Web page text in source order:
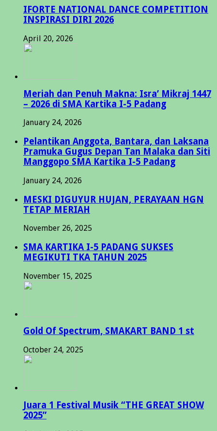
IFORTE NATIONAL DANCE COMPETITION
INSPIRASI DIRI 2026
April 20, 2026
Meriah dan Penuh Makna: Isra’ Mikraj 1447
– 2026 di SMA Kartika I-5 Padang
January 24, 2026
Pelantikan Anggota, Bantara, dan Laksana
Pramuka Gugus Depan Tan Malaka dan Siti
Manggopo SMA Kartika I-5 Padang
January 24, 2026
MESKI DIGUYUR HUJAN, PERAYAAN HGN
TETAP MERIAH
November 26, 2025
SMA KARTIKA I-5 PADANG SUKSES
MEGIKUTI TKA TAHUN 2025
November 15, 2025
Gold Of Spectrum, SMAKART BAND 1 st
October 24, 2025
Juara 1 Festival Musik “THE GREAT SHOW
2025”